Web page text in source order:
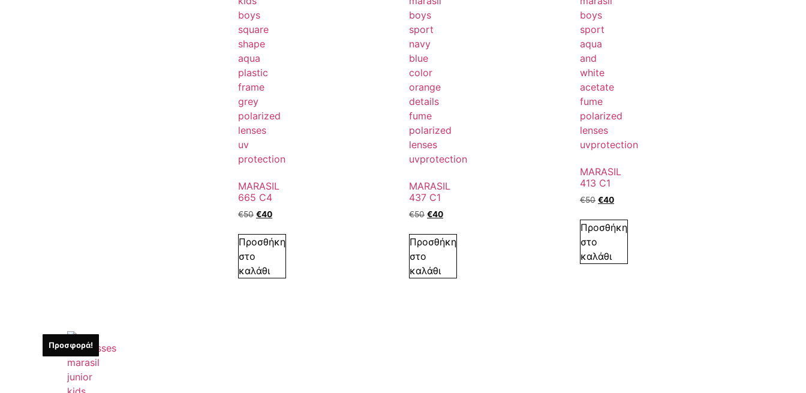
MARASIL
665 C4
€50 €40
Προσθήκη
στο
καλάθι
MARASIL
437 C1
€50 €40
Προσθήκη
στο
καλάθι
MARASIL
413 C1
€50 €40
Προσθήκη
στο
καλάθι
Προσφορά!